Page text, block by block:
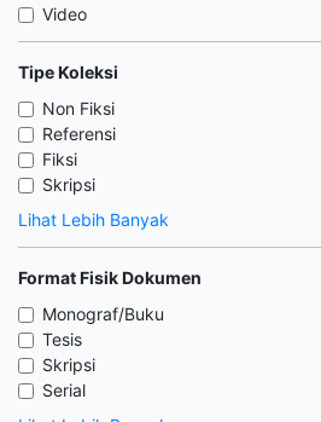
Video
Tipe Koleksi
Non Fiksi
Referensi
Fiksi
Skripsi
Lihat Lebih Banyak
Format Fisik Dokumen
Monograf/Buku
Tesis
Skripsi
Serial